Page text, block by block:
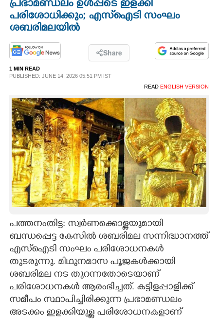
OPINION
PHOTOS
LIFESTYLE
SPIRITUAL
INFO+
ART
ASTRO
CARTOONS
LITERATURE
ZOOM
പ്രഭാമണ്ഡലം ഉൾപ്പടെ ഇളക്കി
പരിശോധിക്കും; എസ്‌ഐടി സംഘം
ശബരിമലയിൽ
Share
1 MIN READ
PUBLISHED: JUNE 14, 2026 05:51 PM IST
READ ENGLISH VERSION
പത്തനംതിട്ട: സ്വർണക്കൊള്ളയുമായി
ബന്ധപ്പെട്ട കേസിൽ ശബരിമല സന്നിദ്ധാനത്ത്
എസ്‌ഐടി സംഘം പരിശോധനകൾ
തുടരുന്നു. മിഥുനമാസ പൂജകൾക്കായി
ശബരിമല നട തുറന്നതോടെയാണ്
പരിശോധനകൾ ആരംഭിച്ചത്. കട്ടിളപ്പാളിക്ക്
സമീപം സ്ഥാപിച്ചിരിക്കുന്ന പ്രഭാമണ്ഡലം
അടക്കം ഇളക്കിയുള്ള പരിശോധനകളാണ്